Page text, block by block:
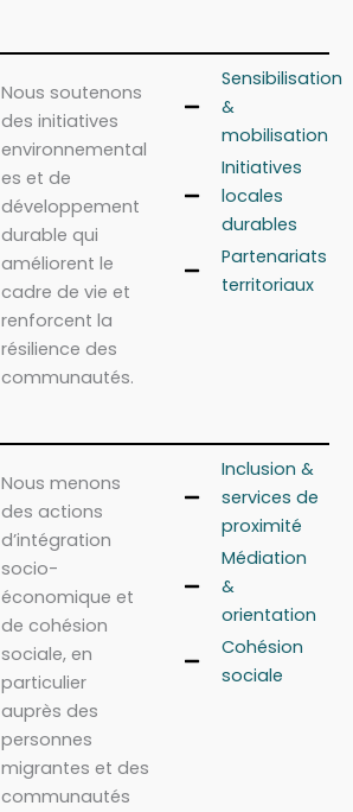
Nous soutenons
des initiatives
environnemental
es et de
développement
durable qui
améliorent le
cadre de vie et
renforcent la
résilience des
communautés.
Sensibilisation
&
mobilisation
Initiatives
locales
durables
Partenariats
territoriaux
Nous menons
des actions
d’intégration
socio-
économique et
de cohésion
sociale, en
particulier
auprès des
personnes
migrantes et des
communautés
Inclusion &
services de
proximité
Médiation
&
orientation
Cohésion
sociale